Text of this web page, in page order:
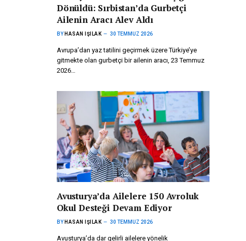
Dönüldü: Sırbistan’da Gurbetçi
Ailenin Aracı Alev Aldı
BY HASAN IŞILAK 30 TEMMUZ 2026
Avrupa’dan yaz tatilini geçirmek üzere Türkiye’ye
gitmekte olan gurbetçi bir ailenin aracı, 23 Temmuz
2026…
Avusturya’da Ailelere 150 Avroluk
Okul Desteği Devam Ediyor
BY HASAN IŞILAK 30 TEMMUZ 2026
Avusturya’da dar gelirli ailelere yönelik